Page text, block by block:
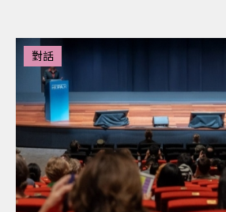
對話